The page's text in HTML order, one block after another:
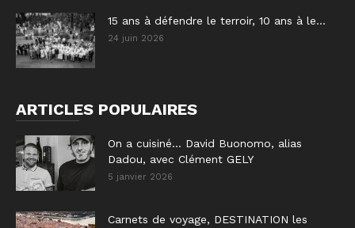
15 ans à défendre le terroir, 10 ans à le...
24 juin 2026
ARTICLES POPULAIRES
On a cuisiné… David Buonomo, alias
Dadou, avec Clément GELY
5 janvier 2026
Carnets de voyage, DESTINATION les